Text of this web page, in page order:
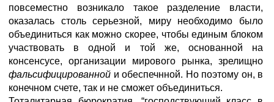
повсеместно возникало такое разделение власти,
оказалась столь серьезной, миру необходимо было
объединиться как можно скорее, чтобы единым блоком
участвовать в одной и той же, основанной на
консенсусе, организации мирового рынка, зрелищно
фальсифицированной и обеспечнной. Но поэтому он, в
конечном счете, так и не сможет объединиться.